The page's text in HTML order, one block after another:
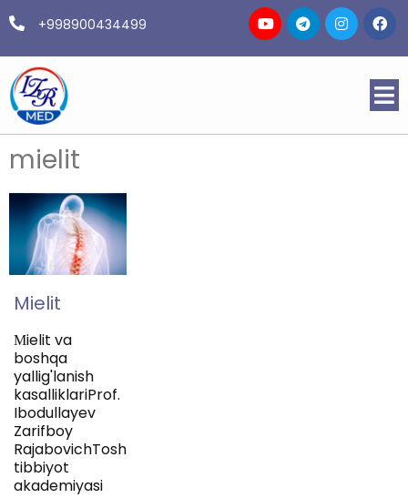
+998900434499
mielit
Mielit
Мielit va
boshqa
yallig'lanish
kasalliklariProf.
Ibodullayev
Zarifboy
RajabovichToshkent
tibbiyot
akademiyasi